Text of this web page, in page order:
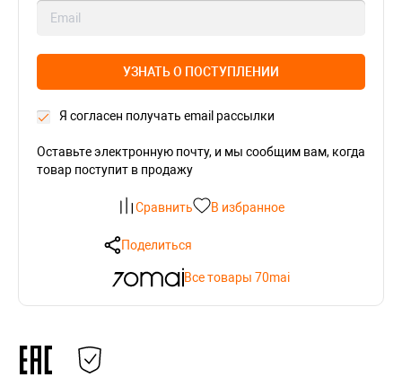
УЗНАТЬ О ПОСТУПЛЕНИИ
Я согласен получать email рассылки
Оставьте электронную почту, и мы сообщим вам, когда
товар поступит в продажу
Сравнить В избранное
Поделиться
Все товары 70mai